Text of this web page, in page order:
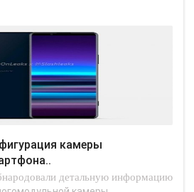
детальную информацию